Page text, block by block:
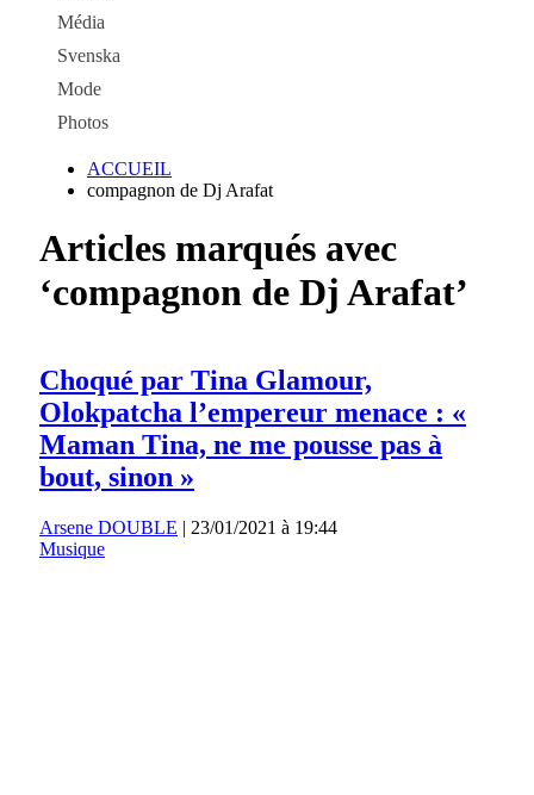
Média
Svenska
Mode
Photos
ACCUEIL
compagnon de Dj Arafat
Articles marqués avec
‘compagnon de Dj Arafat’
Choqué par Tina Glamour,
Olokpatcha l’empereur menace : «
Maman Tina, ne me pousse pas à
bout, sinon »
Arsene DOUBLE | 23/01/2021 à 19:44
Musique